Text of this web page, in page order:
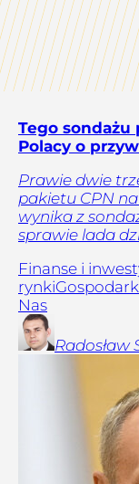
Tego sondażu
Polacy o
Prawie dwie
pakietu CPN
wynika z
sprawie lada
Finanse i
rynki
Nas
Radosław